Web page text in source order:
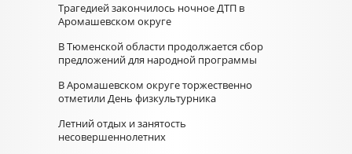
Трагедией закончилось ночное ДТП в
Аромашевском округе
В Тюменской области продолжается сбор
предложений для народной программы
В Аромашевском округе торжественно
отметили День физкультурника
Летний отдых и занятость
несовершеннолетних